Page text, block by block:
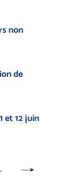
non
de
et 12 juin